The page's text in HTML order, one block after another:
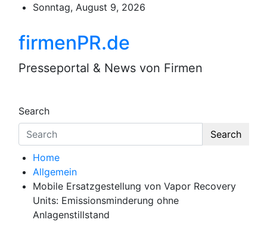
content
Sonntag, August 9, 2026
firmenPR.de
Presseportal & News von Firmen
Search
Search
Home
Allgemein
Mobile Ersatzgestellung von Vapor Recovery
Units: Emissionsminderung ohne
Anlagenstillstand